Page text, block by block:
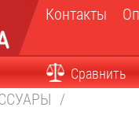
Контакты
Сравнить
/